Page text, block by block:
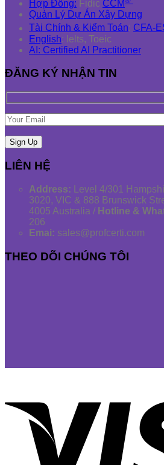
Hợp Đồng: Fidic CCM
Quản Lý Dự Án Xây Dựng
Tài Chính & Kiểm Toán: CFA-
English: Ielts, Toeic
AI: Certified AI Practitioner
ĐĂNG KÝ NHẬN TIN
LIÊN HỆ
Address: Level 4/301
3020, VIC & 888 Brunswick
4005 Australia / Hotline &
206
Emai: sales@profcerti.com
THEO DÕI CHÚNG TÔI